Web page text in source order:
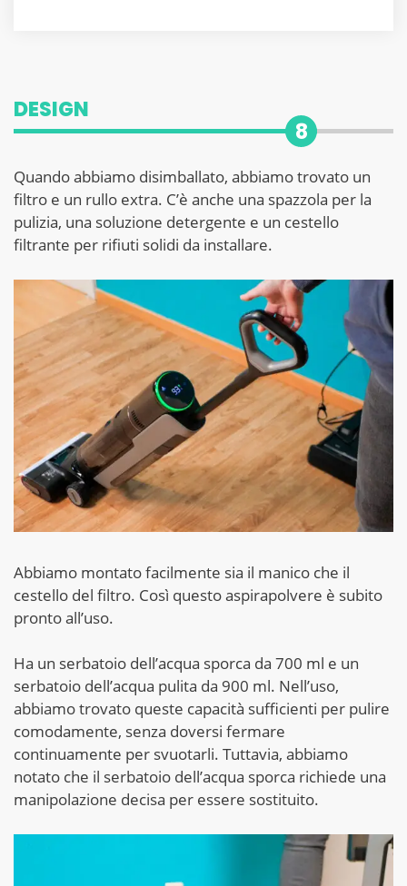
DESIGN
8
Quando abbiamo disimballato, abbiamo trovato un
filtro e un rullo extra. C’è anche una spazzola per la
pulizia, una soluzione detergente e un cestello
filtrante per rifiuti solidi da installare.
Abbiamo montato facilmente sia il manico che il
cestello del filtro. Così questo aspirapolvere è subito
pronto all’uso.
Ha un serbatoio dell’acqua sporca da 700 ml e un
serbatoio dell’acqua pulita da 900 ml. Nell’uso,
abbiamo trovato queste capacità sufficienti per pulire
comodamente, senza doversi fermare
continuamente per svuotarli. Tuttavia, abbiamo
notato che il serbatoio dell’acqua sporca richiede una
manipolazione decisa per essere sostituito.